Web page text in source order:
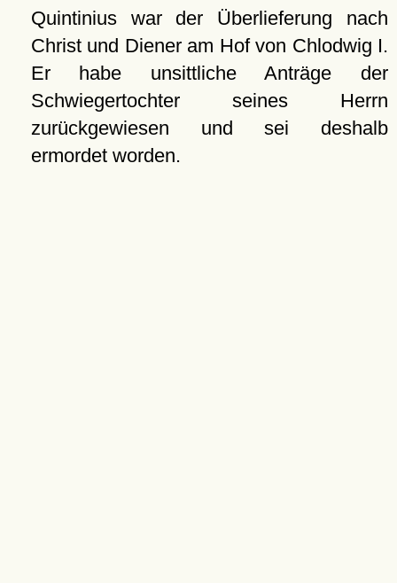
Quintinius war der Überlieferung nach
Christ und Diener am Hof von Chlodwig I.
Er habe unsittliche Anträge der
Schwiegertochter seines Herrn
zurückgewiesen und sei deshalb
ermordet worden.